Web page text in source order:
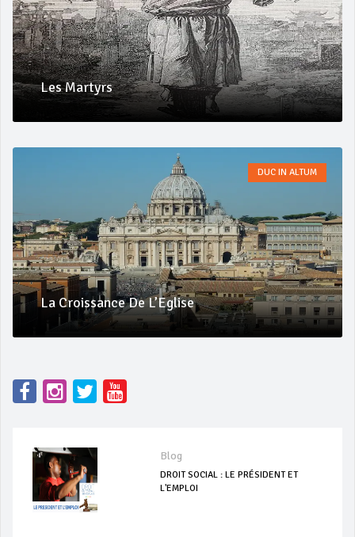
Les Martyrs
DUC IN ALTUM
La Croissance De L’Eglise
Blog
DROIT SOCIAL : LE PRÉSIDENT ET
L'EMPLOI